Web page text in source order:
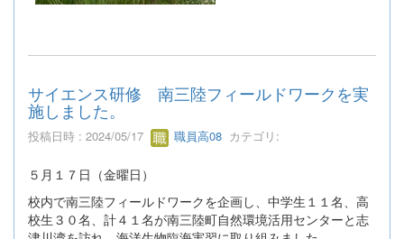
サイエンス研修 南三陸フィールドワークを実
施しました。
投稿日時 : 2024/05/17 職員高08 カテゴリ:
５月１７日（金曜日）
校内で南三陸フィールドワークを企画し、中学生１１名、高
校生３０名、計４１名が南三陸町自然環境活用センターと志